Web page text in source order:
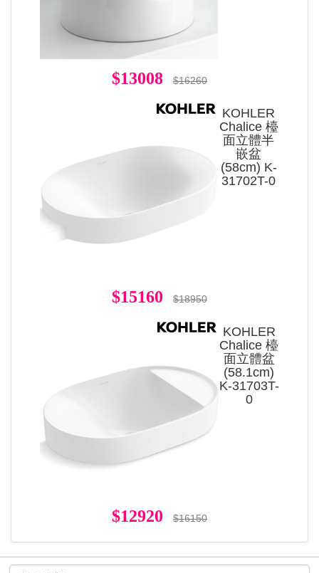
$13008 $16260
KOHLER
Chalice 檯
面立體半
嵌盆
(58cm) K-
31702T-0
$15160 $18950
KOHLER
Chalice 檯
面立體盆
(58.1cm)
K-31703T-
0
$12920 $16150